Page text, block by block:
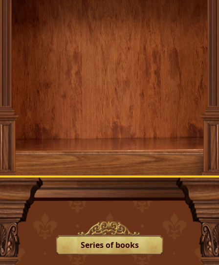
Series of books